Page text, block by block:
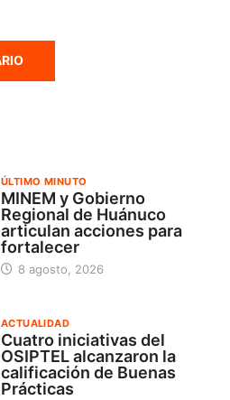
ÚLTIMO MINUTO
MINEM y Gobierno
Regional de Huánuco
articulan acciones para
fortalecer
8 agosto, 2026
ACTUALIDAD
Cuatro iniciativas del
OSIPTEL alcanzaron la
calificación de Buenas
Prácticas